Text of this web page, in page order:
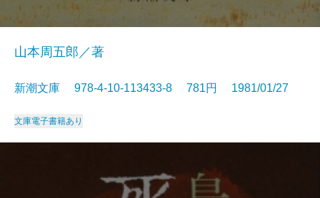
山本周五郎／著
新潮文庫 978-4-10-113433-8 781円 1981/01/27
文庫電子書籍あり